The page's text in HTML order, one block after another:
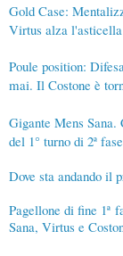
Gold Case:
Virtus alza l'asticella
Poule position:
mai. Il Costone è
Gigante Mens
del 1° turno di 2ª fase
Dove sta andando il
Pagellone di fine 1ª
Sana, Virtus e